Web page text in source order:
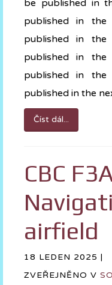
be published in
published in
published in
published in
published in
published in the
Číst dál...
CBC
airfield
18 LEDEN 2025 |
ZVEŘEJNĚNO V